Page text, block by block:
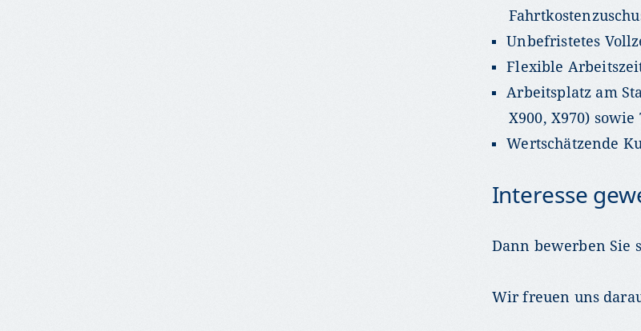
Unbefristetes
Flexible
Arbeitsplatz am
X900, X970)
Wertschätzende
Interesse
Dann bewerben Sie
Wir freuen uns